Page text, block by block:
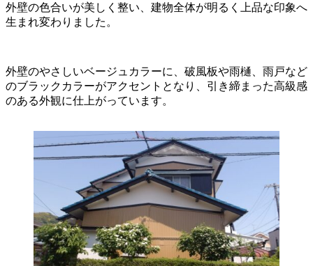
外壁の色合いが美しく整い、建物全体が明るく上品な印象へ
生まれ変わりました。
外壁のやさしいベージュカラーに、破風板や雨樋、雨戸など
のブラックカラーがアクセントとなり、引き締まった高級感
のある外観に仕上がっています。